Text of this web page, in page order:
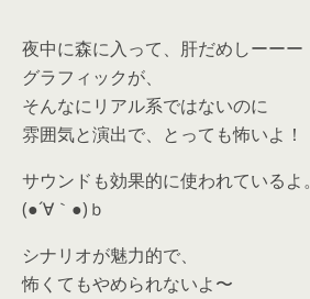
夜中に森に入って、肝だめしーーー
グラフィックが、
そんなにリアル系ではないのに
雰囲気と演出で、とっても怖いよ！
サウンドも効果的に使われているよ。
(●´∀｀●)ｂ
シナリオが魅力的で、
怖くてもやめられないよ〜